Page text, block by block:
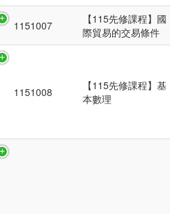
1151007
【115先修課程】國
際貿易的交易條件
1151008
【115先修課程】基
本數理